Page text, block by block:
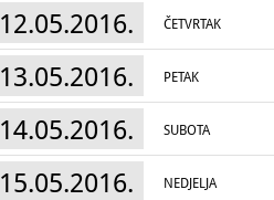
12.05.2016. ČETVRTAK
13.05.2016. PETAK
14.05.2016. SUBOTA
15.05.2016. NEDJELJA